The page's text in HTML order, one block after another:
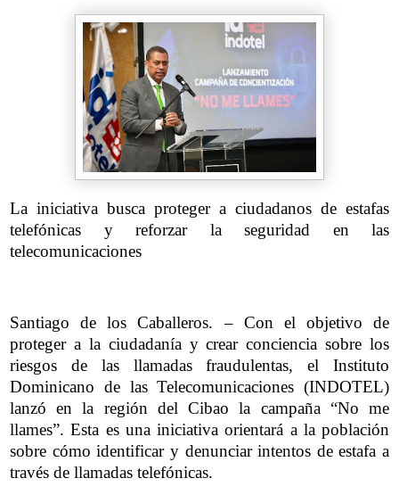
La iniciativa busca proteger a ciudadanos de estafas
telefónicas y reforzar la seguridad en las
telecomunicaciones
Santiago de los Caballeros. – Con el objetivo de
proteger a la ciudadanía y crear conciencia sobre los
riesgos de las llamadas fraudulentas, el Instituto
Dominicano de las Telecomunicaciones (INDOTEL)
lanzó en la región del Cibao la campaña “No me
llames”. Esta es una iniciativa orientará a la población
sobre cómo identificar y denunciar intentos de estafa a
través de llamadas telefónicas.